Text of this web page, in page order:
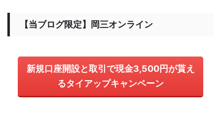
【当ブログ限定】岡三オンライン
新規口座開設と取引で現金3,500円が貰え
るタイアップキャンペーン